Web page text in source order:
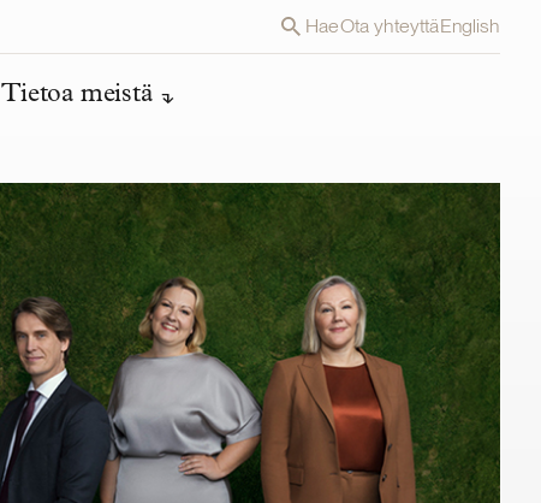
HaeOta yhteyttäEnglish
Tietoa meistä